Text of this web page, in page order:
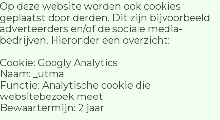
Op deze website worden ook cookies
geplaatst door derden. Dit zijn bijvoorbeeld
adverteerders en/of de sociale media-
bedrijven. Hieronder een overzicht:
Cookie: Googly Analytics
Naam: _utma
Functie: Analytische cookie die
websitebezoek meet
Bewaartermijn: 2 jaar